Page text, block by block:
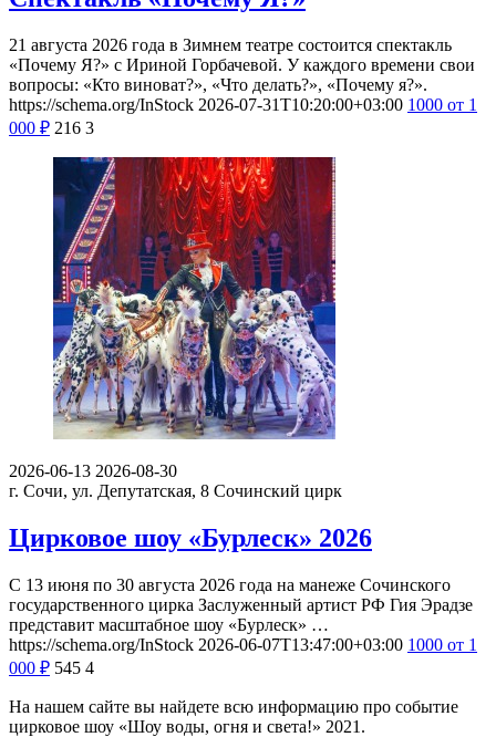
21 августа 2026 года в Зимнем театре состоится спектакль
«Почему Я?» с Ириной Горбачевой. У каждого времени свои
вопросы: «Кто виноват?», «Что делать?», «Почему я?».
https://schema.org/InStock 2026-07-31T10:20:00+03:00 1000 от 1
000 ₽ 216 3
2026-06-13 2026-08-30
г. Сочи, ул. Депутатская, 8 Сочинский цирк
Цирковое шоу «Бурлеск» 2026
С 13 июня по 30 августа 2026 года на манеже Сочинского
государственного цирка Заслуженный артист РФ Гия Эрадзе
представит масштабное шоу «Бурлеск» …
https://schema.org/InStock 2026-06-07T13:47:00+03:00 1000 от 1
000 ₽ 545 4
На нашем сайте вы найдете всю информацию про событие
цирковое шоу «Шоу воды, огня и света!» 2021.